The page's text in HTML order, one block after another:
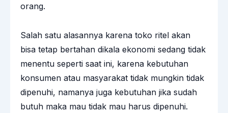
orang.
Salah satu alasannya karena toko ritel akan
bisa tetap bertahan dikala ekonomi sedang tidak
menentu seperti saat ini, karena kebutuhan
konsumen atau masyarakat tidak mungkin tidak
dipenuhi, namanya juga kebutuhan jika sudah
butuh maka mau tidak mau harus dipenuhi.